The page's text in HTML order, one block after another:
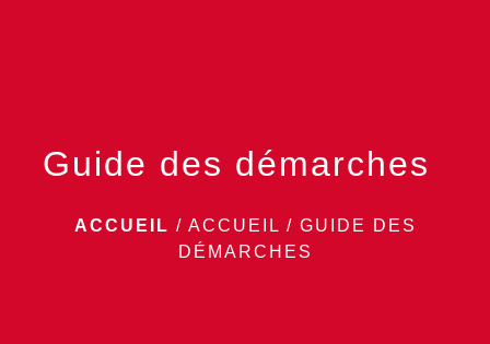
Guide des démarches
ACCUEIL / ACCUEIL / GUIDE DES
DÉMARCHES